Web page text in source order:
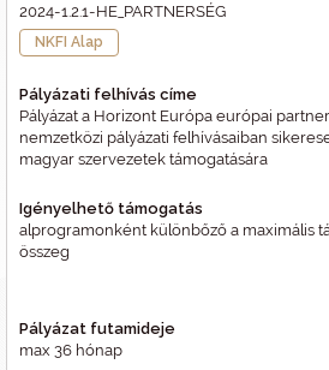
2024-1.2.1-HE_PARTNERSÉG
NKFI Alap
Pályázati felhívás címe
Pályázat a Horizont Európa európai
nemzetközi pályázati felhívásaiban
magyar szervezetek támogatására
Igényelhető támogatás
alprogramonként különbőző a maximális
összeg
Pályázat futamideje
max 36 hónap